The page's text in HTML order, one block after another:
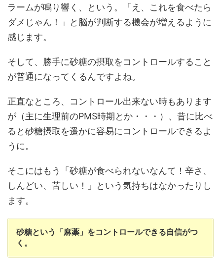
ラームが鳴り響く、という。「え、これを食べたら
ダメじゃん！」と脳が判断する機会が増えるように
感じます。
そして、勝手に砂糖の摂取をコントロールすること
が普通になってくるんですよね。
正直なところ、コントロール出来ない時もあります
が（主に生理前のPMS時期とか・・・）、昔に比べ
ると砂糖摂取を遥かに容易にコントロールできるよ
うに。
そこにはもう「砂糖が食べられないなんて！辛さ、
しんどい、苦しい！」という気持ちはなかったりし
ます。
砂糖という「麻薬」をコントロールできる自信がつ
く。